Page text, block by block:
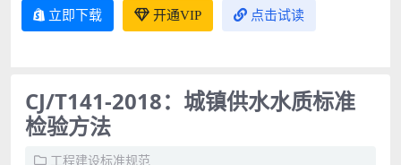
立即下载 开通VIP 点击试读
CJ/T141-2018：城镇供水水质标准
检验方法
工程建设标准规范